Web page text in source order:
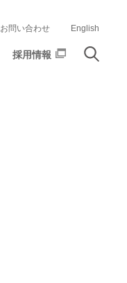
採用情報
お問い合わせ English